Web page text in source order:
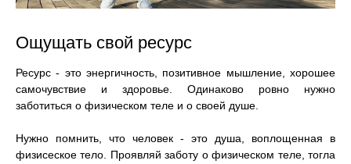
Ощущать свой ресурс
Ресурс - это энергичность, позитивное мышление, хорошее
самочувствие и здоровье. Одинаково ровно нужно
заботиться о физическом теле и о своей душе.
Нужно помнить, что человек - это душа, воплощенная в
физисеское тело. Проявляй заботу о физическом теле, тогла